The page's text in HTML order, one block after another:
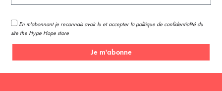
En m'abonnant je reconnais avoir lu et accepter la politique de confidentialité du
site the Hype Hope store
Je m'abonne